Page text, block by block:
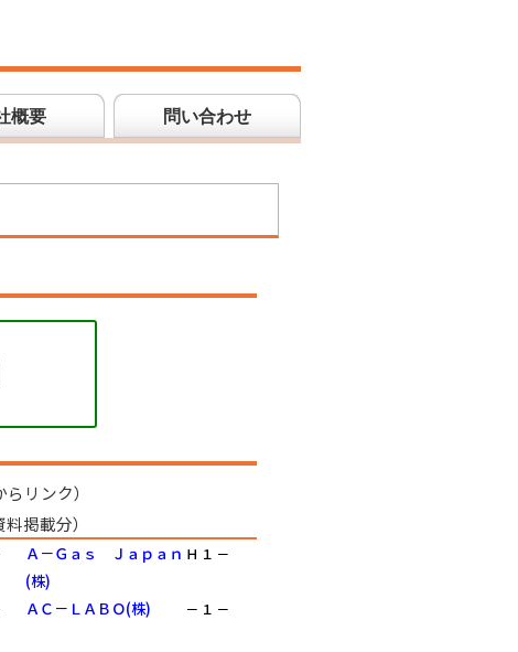
概要 問い合わせ
リンク）
掲載分）
Ａ－Ｇａｓ Ｊａｐａｎ
(株)
Ｈ １ －
ＡＣ－ＬＡＢＯ(株) － １ －